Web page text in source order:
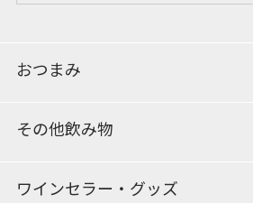
おつまみ
その他飲み物
ワインセラー・グッズ